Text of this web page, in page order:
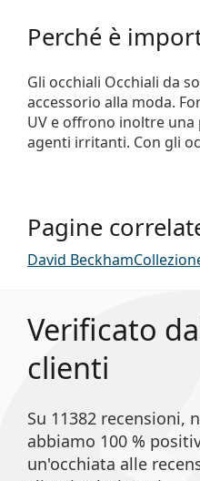
Perché è
Gli occhiali Occhiali da
accessorio alla moda.
UV e offrono inoltre
agenti irritanti. Con gli
Pagine
David Beckham
Verificato
clienti
Su 11382 recensioni,
abbiamo 100 %
un'occhiata alle